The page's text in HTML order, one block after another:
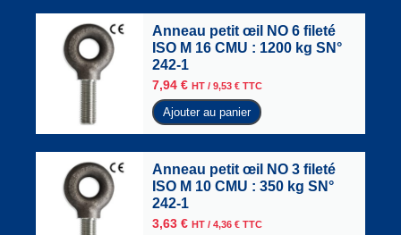
Anneau petit œil NO 6 fileté
ISO M 16 CMU : 1200 kg SN°
242-1
7,94 € HT / 9,53 € TTC
Ajouter au panier
Anneau petit œil NO 3 fileté
ISO M 10 CMU : 350 kg SN°
242-1
3,63 € HT / 4,36 € TTC